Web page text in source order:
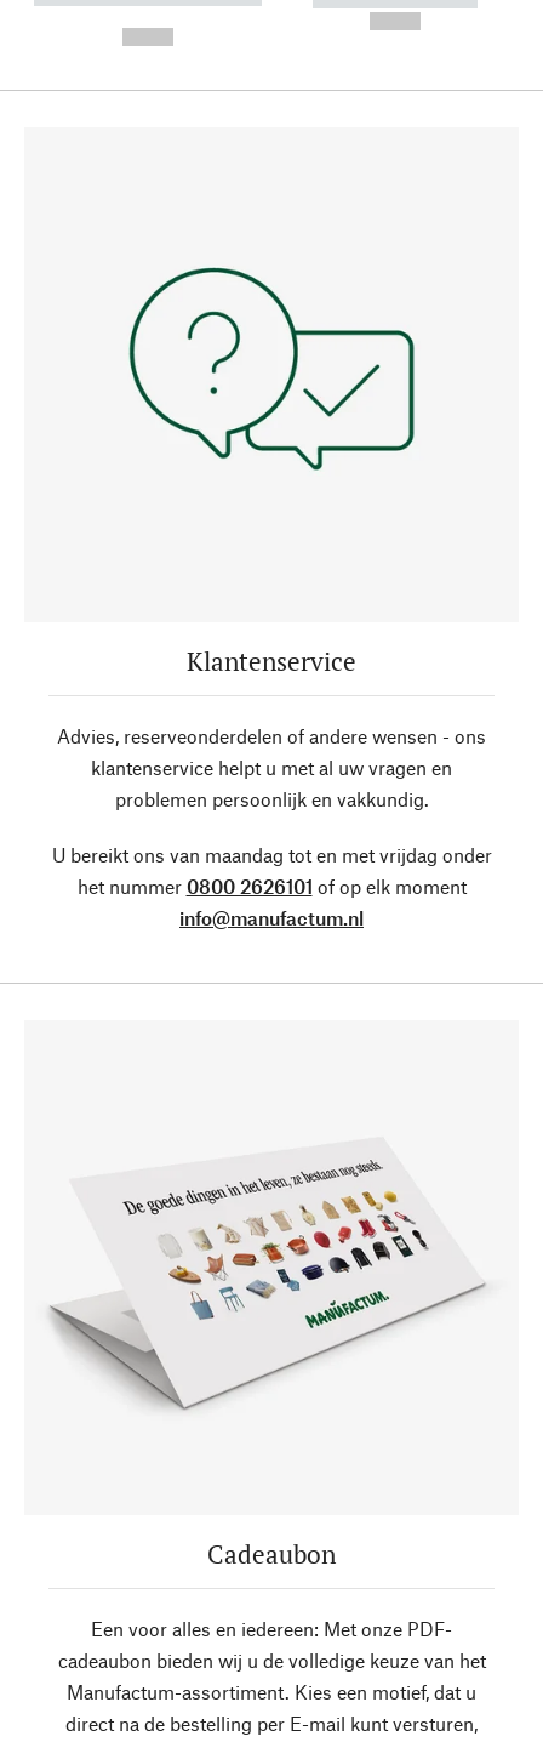
Klantenservice
Advies, reserveonderdelen of andere wensen - ons
klantenservice helpt u met al uw vragen en
problemen persoonlijk en vakkundig.
U bereikt ons van maandag tot en met vrijdag onder
het nummer 0800 2626101 of op elk moment
info@manufactum.nl
Cadeaubon
Een voor alles en iedereen: Met onze PDF-
cadeaubon bieden wij u de volledige keuze van het
Manufactum-assortiment. Kies een motief, dat u
direct na de bestelling per E-mail kunt versturen,